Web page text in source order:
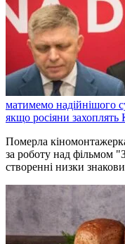
матимемо надійнішого
якщо росіяни захоплять
Померла
за роботу над фільмом
створенні низки